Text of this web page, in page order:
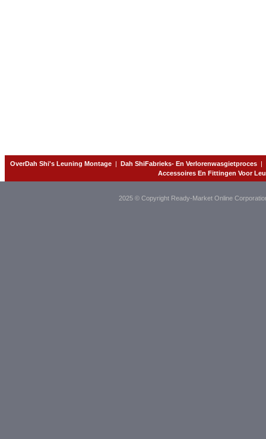
OverDah Shi's Leuning Montage | Dah ShiFabrieks- En Verlorenwasgietproces |
Accessoires En Fittingen Voor
2025 © Copyright Ready-Market Online